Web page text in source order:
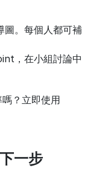
圖。每個人都可補
，在小組討論中
一步